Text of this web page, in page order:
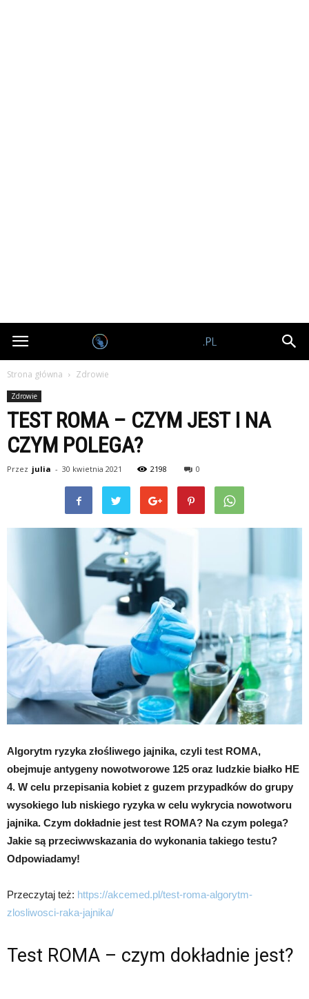
Nagrodobiorcy.pl
Strona główna Zdrowie
Zdrowie
TEST ROMA – CZYM JEST I NA
CZYM POLEGA?
Przez julia - 30 kwietnia 2021 2198 0
Algorytm ryzyka złośliwego jajnika, czyli test ROMA,
obejmuje antygeny nowotworowe 125 oraz ludzkie białko HE
4. W celu przepisania kobiet z guzem przypadków do grupy
wysokiego lub niskiego ryzyka w celu wykrycia nowotworu
jajnika. Czym dokładnie jest test ROMA? Na czym polega?
Jakie są przeciwwskazania do wykonania takiego testu?
Odpowiadamy!
Przeczytaj też: https://akcemed.pl/test-roma-algorytm-
zlosliwosci-raka-jajnika/
Test ROMA – czym dokładnie jest?